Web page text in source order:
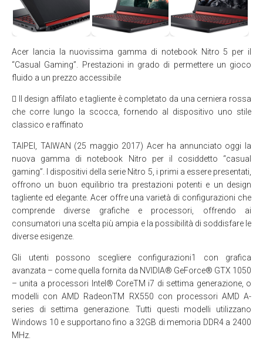
Acer lancia la nuovissima gamma di notebook Nitro 5 per il
“Casual Gaming”. Prestazioni in grado di permettere un gioco
fluido a un prezzo accessibile
 Il design affilato e tagliente è completato da una cerniera rossa
che corre lungo la scocca, fornendo al dispositivo uno stile
classico e raffinato
TAIPEI, TAIWAN (25 maggio 2017) Acer ha annunciato oggi la
nuova gamma di notebook Nitro per il cosiddetto “casual
gaming”. I dispositivi della serie Nitro 5, i primi a essere presentati,
offrono un buon equilibrio tra prestazioni potenti e un design
tagliente ed elegante. Acer offre una varietà di configurazioni che
comprende diverse grafiche e processori, offrendo ai
consumatori una scelta più ampia e la possibilità di soddisfare le
diverse esigenze.
Gli utenti possono scegliere configurazioni1 con grafica
avanzata – come quella fornita da NVIDIA® GeForce® GTX 1050
– unita a processori Intel® CoreTM i7 di settima generazione, o
modelli con AMD RadeonTM RX550 con processori AMD A-
series di settima generazione. Tutti questi modelli utilizzano
Windows 10 e supportano fino a 32GB di memoria DDR4 a 2400
MHz.